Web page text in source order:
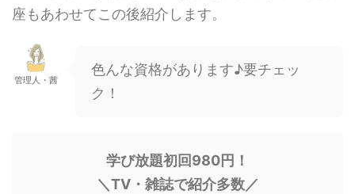
座もあわせてこの後紹介します。
管理人・茜
色んな資格があります♪要チェッ
ク！
学び放題初回980円！
＼TV・雑誌で紹介多数／